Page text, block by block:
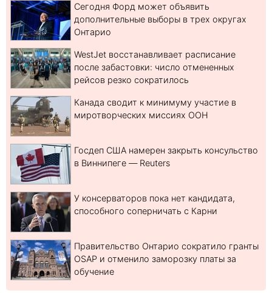
Сегодня Форд может объявить
дополнительные выборы в трех округах
Онтарио
WestJet восстанавливает расписание
после забастовки: число отмененных
рейсов резко сократилось
Канада сводит к минимуму участие в
миротворческих миссиях ООН
Госдеп США намерен закрыть консульство
в Виннипеге — Reuters
У консерваторов пока нет кандидата,
способного соперничать с Карни
Правительство Онтарио сократило гранты
OSAP и отменило заморозку платы за
обучение